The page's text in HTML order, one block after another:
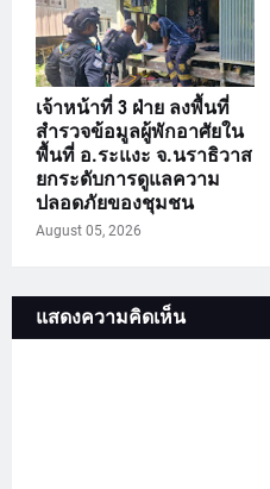
เจ้าหน้าที่ 3 ฝ่าย ลงพื้นที่
สำรวจข้อมูลผู้พักอาศัยใน
พื้นที่ อ.ระแงะ จ.นราธิวาส
ยกระดับการดูแลความ
ปลอดภัยของชุมชน
August 05, 2026
แสดงความคิดเห็น